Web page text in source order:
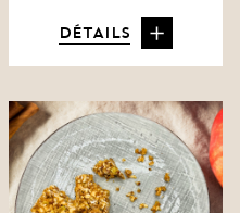
DÉTAILS